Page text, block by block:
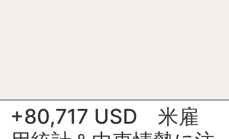
+80,717 USD 米雇